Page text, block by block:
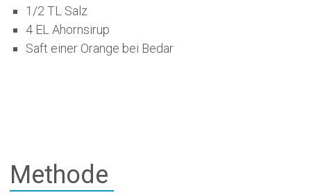
1/2 TL Salz
4 EL Ahornsirup
Saft einer Orange bei Bedar
Methode